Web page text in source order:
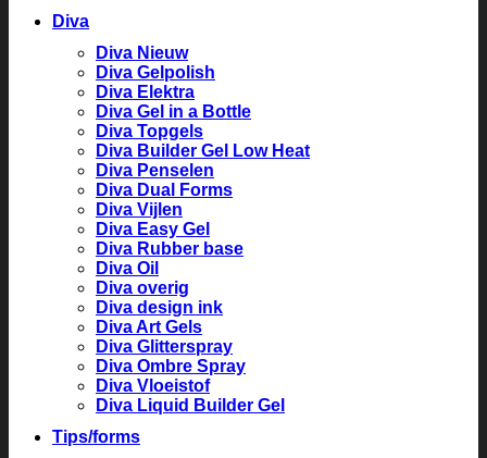
Diva
Diva Nieuw
Diva Gelpolish
Diva Elektra
Diva Gel in a Bottle
Diva Topgels
Diva Builder Gel Low Heat
Diva Penselen
Diva Dual Forms
Diva Vijlen
Diva Easy Gel
Diva Rubber base
Diva Oil
Diva overig
Diva design ink
Diva Art Gels
Diva Glitterspray
Diva Ombre Spray
Diva Vloeistof
Diva Liquid Builder Gel
Tips/forms